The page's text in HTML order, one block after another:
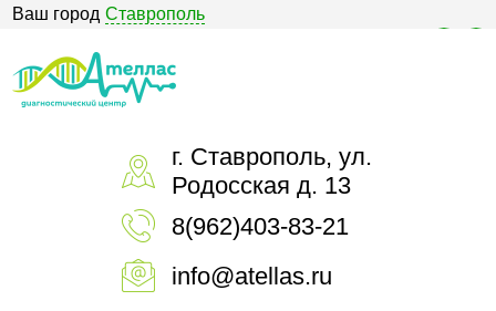
Ваш город Ставрополь
г. Ставрополь, ул.
Родосская д. 13
8(962)403-83-21
info@atellas.ru